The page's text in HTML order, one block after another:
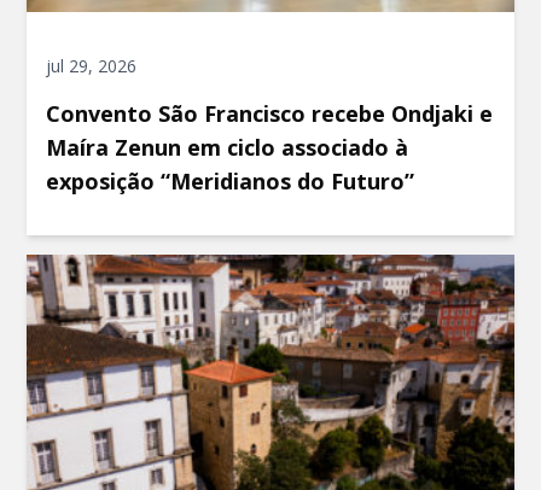
jul 29, 2026
Convento São Francisco recebe Ondjaki e
Maíra Zenun em ciclo associado à
exposição “Meridianos do Futuro”